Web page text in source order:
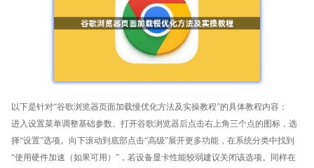
以下是针对“谷歌浏览器页面加载慢优化方法及实操教程”的具体教程内容：
进入设置菜单调整基础参数。打开谷歌浏览器后点击右上角三个点的图标，选
择“设置”选项。向下滚动到底部点击“高级”展开更多功能，在系统分类中找到
“使用硬件加速（如果可用）”，若设备显卡性能较弱建议关闭该选项。同样在